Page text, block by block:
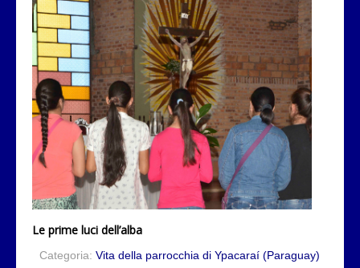
Le prime luci dell’alba
Categoria: Vita della parrocchia di Ypacaraí (Paraguay)